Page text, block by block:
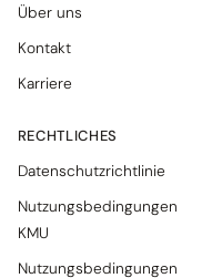
Über uns
Kontakt
Karriere
RECHTLICHES
Datenschutzrichtlinie
Nutzungsbedingungen
KMU
Nutzungsbedingungen